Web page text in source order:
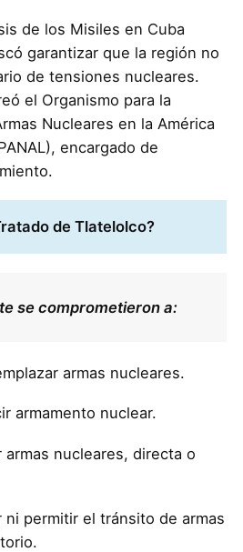
de los Misiles en Cuba
garantizar que la región no
de tensiones nucleares.
el Organismo para la
Nucleares en la América
encargado de
de Tlatelolco?
se comprometieron a:
armas nucleares.
armamento nuclear.
nucleares, directa o
ni permitir el tránsito de armas